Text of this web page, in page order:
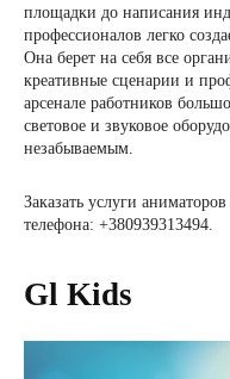
площадки до написания
профессионалов легко
Она берет на себя все
креативные сценарии и
арсенале работников
световое и звуковое
незабываемым.
Заказать услуги
телефона: +380939313494.
Gl Kids